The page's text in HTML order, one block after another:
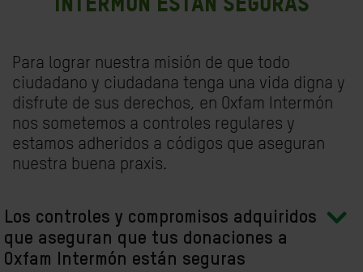
Para lograr nuestra misión de que todo
ciudadano y ciudadana tenga una vida digna y
disfrute de sus derechos, en Oxfam Intermón
nos sometemos a controles regulares y
estamos adheridos a códigos que aseguran
nuestra buena praxis.
Los controles y compromisos adquiridos
que aseguran que tus donaciones a
Oxfam Intermón están seguras